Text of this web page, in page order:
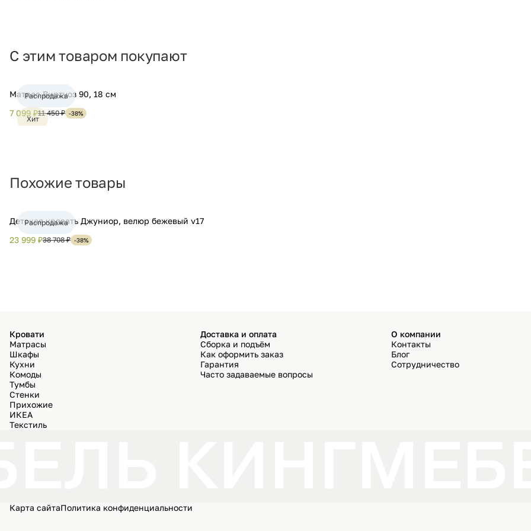
С этим товаром покупают
Матрас Виртуоз 90, 18 см
7 099 ₽11 450 ₽ -38%
Распродажа
Хит
Похожие товары
Детская кровать Джуниор, велюр бежевый v17
23 999 ₽38 708 ₽ -38%
Распродажа
Кровати
Матрасы
Шкафы
Кухни
Комоды
Тумбы
Стенки
Прихожие
ИКЕА
Текстиль
Доставка и оплата
Сборка и подъём
Как оформить заказ
Гарантия
Часто задаваемые вопросы
О компании
Контакты
Блог
Сотрудничество
Карта сайтаПолитика конфиденциальности